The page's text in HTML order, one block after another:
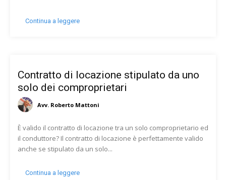
Continua a leggere
Contratto di locazione stipulato da uno
solo dei comproprietari
Avv. Roberto Mattoni
È valido il contratto di locazione tra un solo comproprietario ed
il conduttore? Il contratto di locazione è perfettamente valido
anche se stipulato da un solo...
Continua a leggere